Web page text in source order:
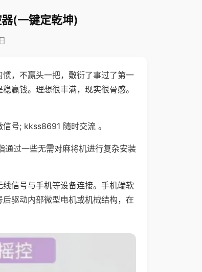
(一键定乾坤)
，不赢头一把，敷衍了事过了第一
赢钱。理想很丰满，现实很骨感。
号; kkss8691 随时交流 。
通过一些无需对麻将机进行复杂安装
信号与手机等设备连接。手机端软
驱动内部微型电机或机械结构，在